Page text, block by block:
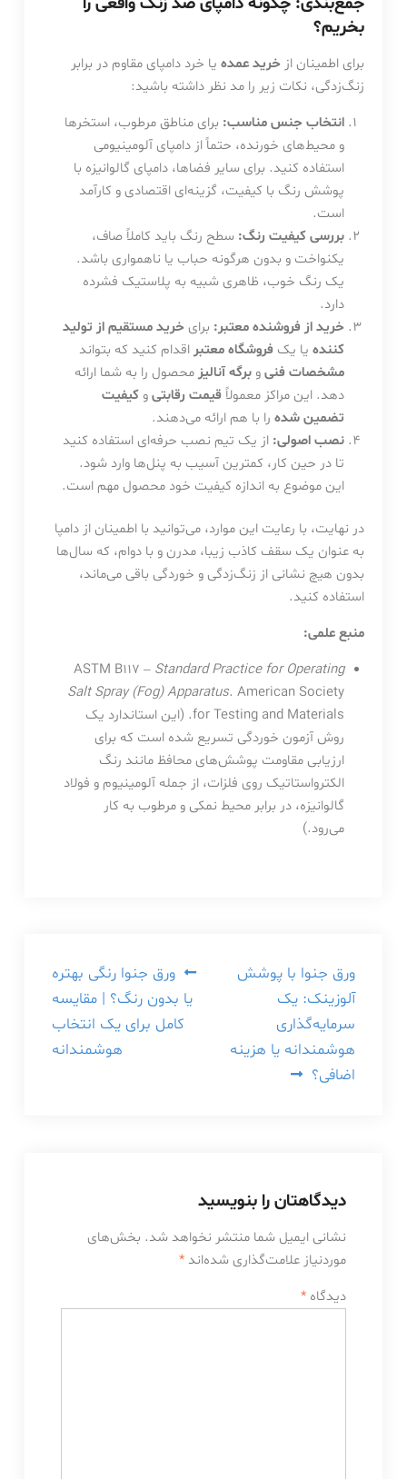
بخریم؟
برای اطمینان از خرید عمدهیا خرد دامپای مقاوم در برابر
زنگ‌زدگی، نکات زیر را مد نظر داشته باشید:
انتخاب جنس مناسب: برای مناطق مرطوب، استخرها
و محیط‌های خورنده، حتماً از دامپای آلومینیومی
استفاده کنید. برای سایر فضاها، دامپای گالوانیزه با
پوشش رنگ با کیفیت، گزینه‌ای اقتصادی و کارآمد
است.
بررسی کیفیت رنگ: سطح رنگ باید کاملاً صاف،
یکنواخت و بدون هرگونه حباب یا ناهمواری باشد.
یک رنگ خوب، ظاهری شبیه به پلاستیک فشرده
دارد.
خرید از فروشنده معتبر: برای خرید مستقیم از تولید
کننده یا یک فروشگاه معتبراقدام کنید که بتواند
مشخصات فنیوبرگه آنالیزمحصول را به شما ارائه
دهد. این مراکز معمولاً قیمت رقابتیوکیفیت
تضمین شده را با هم ارائه می‌دهند.
نصب اصولی: از یک تیم نصب حرفه‌ای استفاده کنید
تا در حین کار، کمترین آسیب به پنل‌ها وارد شود.
این موضوع به اندازه کیفیت خود محصول مهم است.
در نهایت، با رعایت این موارد، می‌توانید با اطمینان از دامپا
به عنوان یک سقف کاذب زیبا، مدرن و با دوام، که سال‌ها
بدون هیچ نشانی از زنگ‌زدگی و خوردگی باقی می‌ماند،
استفاده کنید.
منبع علمی:
ASTM B117 – Standard Practice for Operating
Salt Spray (Fog) Apparatus. American Society
for Testing and Materials. (این استاندارد یک
روش آزمون خوردگی تسریع شده است که برای
ارزیابی مقاومت پوشش‌های محافظ مانند رنگ
الکترواستاتیک روی فلزات، از جمله آلومینیوم و فولاد
گالوانیزه، در برابر محیط نمکی و مرطوب به کار
می‌رود.)
راهبری
نوشته
ورق جنوا رنگی بهتره
یا بدون رنگ؟ | مقایسه
کامل برای یک انتخاب
هوشمندانه
ورق جنوا با پوشش
آلوزینک: یک
سرمایه‌گذاری
هوشمندانه یا هزینه
اضافی؟
دیدگاهتان را بنویسید
نشانی ایمیل شما منتشر نخواهد شد. بخش‌های
موردنیاز علامت‌گذاری شده‌اند *
دیدگاه *